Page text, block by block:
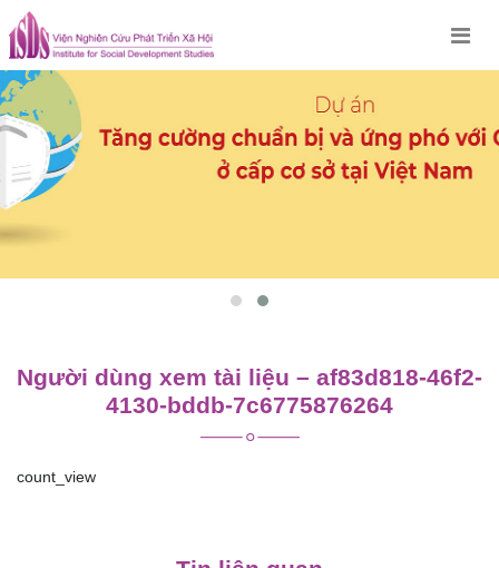
Skip
to
content
Người dùng xem tài liệu – af83d818-46f2-
4130-bddb-7c6775876264
count_view